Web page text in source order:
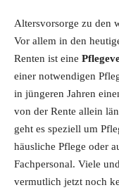
Altersvorsorge zu den
Vor allem in den
Renten ist eine
einer notwendigen
in jüngeren Jahren
von der Rente allein
geht es speziell um
häusliche Pflege oder
Fachpersonal. Viele
vermutlich jetzt noch